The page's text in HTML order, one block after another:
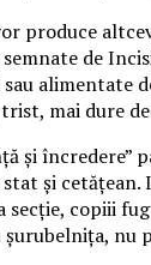
produce
de
alimentate
mai dure
și încredere”
și cetățean.
secție, copiii
nu